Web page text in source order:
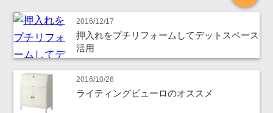
2016/12/17
押入れをプチリフォームしてデットスペース
活用
2016/10/26
ライティングビューロのオススメ